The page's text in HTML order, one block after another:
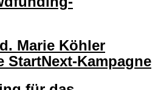
Marie Köhler
StartNext-Kampagne